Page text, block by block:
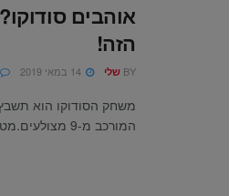
אוהבים
הזה!
BY שלי
משחק הסודוקו הוא
המורכב מ-9 מצולעים.מטרת המשחק המאתגר היא למקם את ...